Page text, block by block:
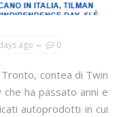
ago 0
contea di Twin
ha passato anni e
autoprodotti in cui